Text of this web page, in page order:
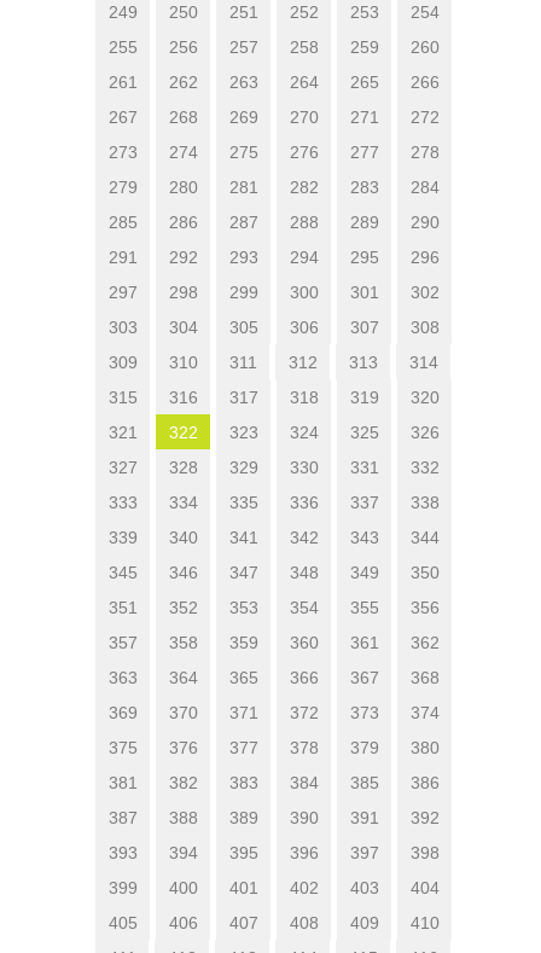
249
250 251 252 253
254
255
256 257 258 259
260
261
262 263 264 265
266
267
268 269 270 271
272
273
274 275 276 277
278
279
280 281 282 283
284
285
286 287 288 289
290
291
292 293 294 295
296
297
298 299 300 301
302
303
304 305 306 307
308
309
310 311 312 313
314
315
316 317 318 319
320
321
322 323 324 325
326
327
328 329 330 331
332
333
334 335 336 337
338
339
340 341 342 343
344
345
346 347 348 349
350
351
352 353 354 355
356
357
358 359 360 361
362
363
364 365 366 367
368
369
370 371 372 373
374
375
376 377 378 379
380
381
382 383 384 385
386
387
388 389 390 391
392
393
394 395 396 397
398
399
400 401 402 403
404
405
406 407 408 409
410